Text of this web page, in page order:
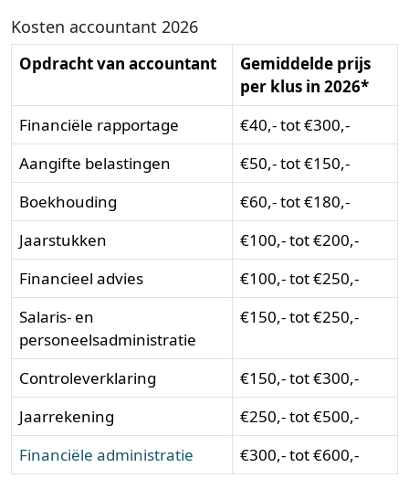
Kosten accountant 2026
Opdracht van accountant
Gemiddelde prijs
per klus in 2026*
Financiële rapportage
€40,- tot €300,-
Aangifte belastingen
€50,- tot €150,-
Boekhouding
€60,- tot €180,-
Jaarstukken
€100,- tot €200,-
Financieel advies
€100,- tot €250,-
Salaris- en
personeelsadministratie
€150,- tot €250,-
Controleverklaring
€150,- tot €300,-
Jaarrekening
€250,- tot €500,-
Financiële administratie
€300,- tot €600,-